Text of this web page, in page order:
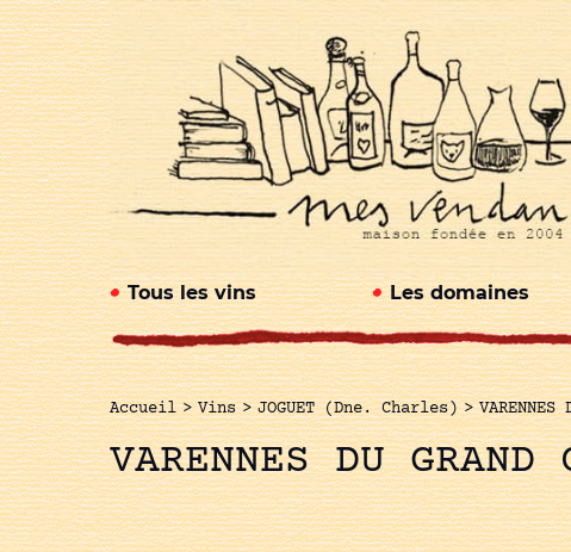
Tous les vins Les domaines
Accueil > Vins > JOGUET (Dne. Charles) > VARENNES
VARENNES DU